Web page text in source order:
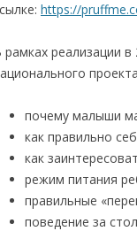
https://
рамках реализации
почему малыши
как правильно
как
режим питания
правильные
поведение за